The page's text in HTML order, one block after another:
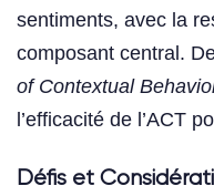
sentiments, avec la
composant central.
of Contextual
l’efficacité de l’ACT
Défis et